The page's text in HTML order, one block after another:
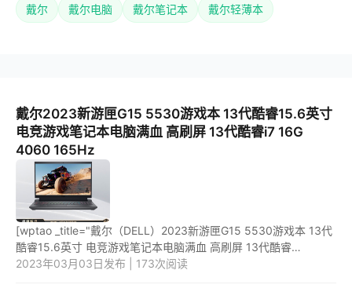
戴尔 戴尔电脑 戴尔笔记本 戴尔轻薄本
戴尔2023新游匣G15 5530游戏本 13代酷睿15.6英寸
电竞游戏笔记本电脑满血 高刷屏 13代酷睿i7 16G
4060 165Hz
[wptao _title="戴尔（DELL）2023新游匣G15 5530游戏本 13代
酷睿15.6英寸 电竞游戏笔记本电脑满血 高刷屏 13代酷睿
i7/16G/4060/165Hz" price="9974"
2023年03月03日发布 | 173次阅读